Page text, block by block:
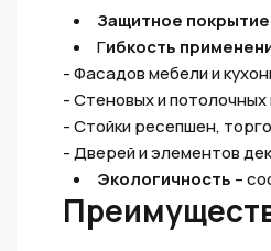
Защитное покрытие
Гибкость
- Фасадов мебели и
- Стеновых и потолочных
- Стойки ресепшен,
- Дверей и элементов
Экологичность –